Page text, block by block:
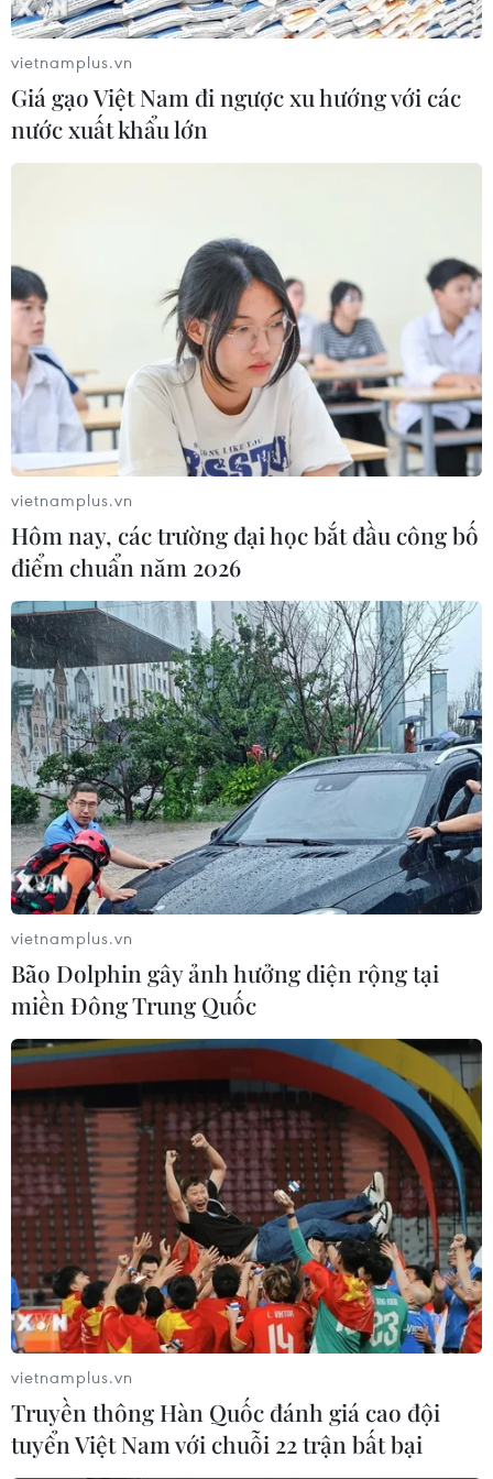
vietnamplus.vn
Giá gạo Việt Nam đi ngược xu hướng với các
nước xuất khẩu lớn
vietnamplus.vn
Hôm nay, các trường đại học bắt đầu công bố
điểm chuẩn năm 2026
vietnamplus.vn
Bão Dolphin gây ảnh hưởng diện rộng tại
miền Đông Trung Quốc
vietnamplus.vn
Truyền thông Hàn Quốc đánh giá cao đội
tuyển Việt Nam với chuỗi 22 trận bất bại